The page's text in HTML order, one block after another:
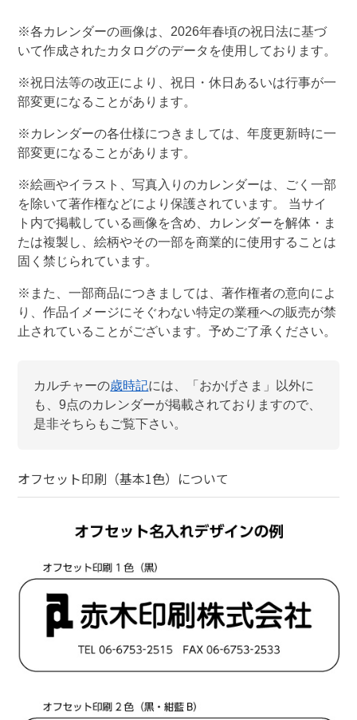
※各カレンダーの画像は、 2026年春頃の祝日法に基づ
いて作成されたカタログのデータを使用しております。
※祝日法等の改正により、祝日・休日あるいは行事が一
部変更になることがあります。
※カレンダーの各仕様につきましては、年度更新時に一
部変更になることがあります。
※絵画やイラスト、写真入りのカレンダーは、ごく一部
を除いて著作権などにより保護されています。 当サイ
ト内で掲載している画像を含め、カレンダーを解体・ま
たは複製し、絵柄やその一部を商業的に使用することは
固く禁じられています。
※また、一部商品につきましては、著作権者の意向によ
り、作品イメージにそぐわない特定の業種への販売が禁
止されていることがございます。予めご了承ください。
カルチャーの歳時記には、「 おかげさま 」以外に
も、9点のカレンダーが掲載されておりますので、
是非そちらもご覧下さい。
オフセット印刷（基本1色） について